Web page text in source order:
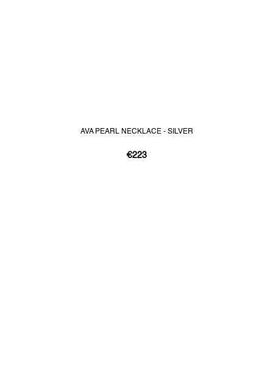
AVA PEARL NECKLACE - SILVER
€223